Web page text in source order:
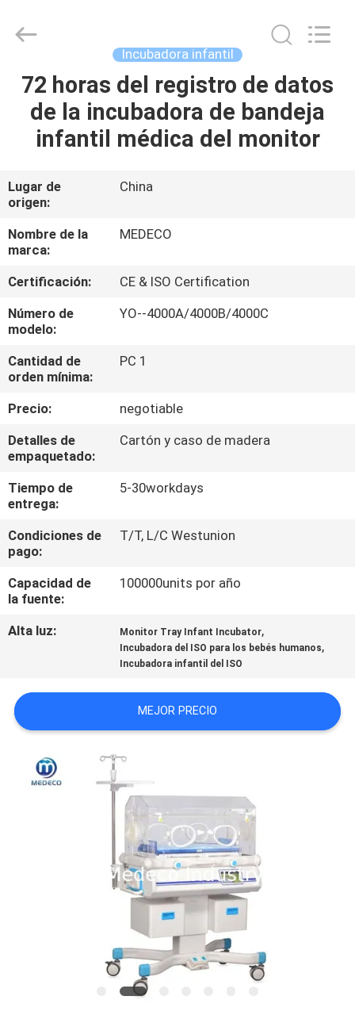
HOGAR
PRODUCTOS
SOBRE
NOSOTROS
VIAJE
DE
LA
DE
CALIDAD
ÉNTRENOS
EN
CONTACTO
CON
NOTICIAS
MAPA
DEL
SITIO
Developed
Incubadora infantil
72 horas del registro de datos
de la incubadora de bandeja
infantil médica del monitor
Lugar de
origen:
China
Nombre de la
marca:
MEDECO
Certificación:
CE & ISO Certification
Número de
modelo:
YO--4000A/4000B/4000C
Cantidad de
orden mínima:
PC 1
Precio:
negotiable
Detalles de
empaquetado:
Cartón y caso de madera
Tiempo de
entrega:
5-30workdays
Condiciones de
pago:
T/T, L/C Westunion
Capacidad de
la fuente:
100000units por año
Alta luz: Monitor Tray Infant Incubator,
Incubadora del ISO para los bebés humanos,
Incubadora infantil del ISO
MEJOR PRECIO